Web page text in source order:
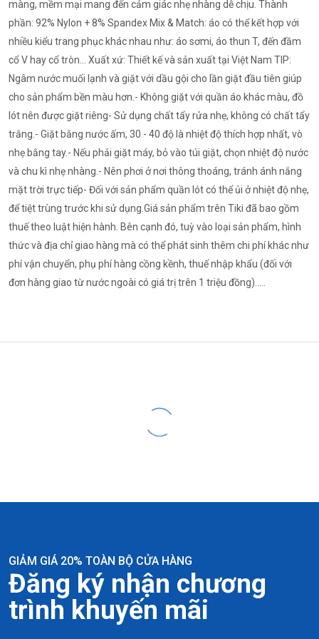
màng, mềm mại mang đến cảm giác nhẹ nhàng dễ chịu. Thành
phần: 92% Nylon + 8% Spandex Mix & Match: áo có thể kết hợp với
nhiều kiểu trang phục khác nhau như: áo sơmi, áo thun T, đến đầm
cổ V hay cổ tròn… Xuất xứ: Thiết kế và sản xuất tại Việt Nam TIP:
Ngâm nước muối lạnh và giặt với dầu gội cho lần giặt đầu tiên giúp
cho sản phẩm bền màu hơn.- Không giặt với quần áo khác màu, đồ
lót nên được giặt riêng- Sử dụng chất tẩy rửa nhẹ, không có chất tẩy
trắng.- Giặt bằng nước ấm, 30 - 40 độ là nhiệt độ thích hợp nhất, vò
nhẹ bằng tay.- Nếu phải giặt máy, bỏ vào túi giặt, chọn nhiệt độ nước
và chu kì nhẹ nhàng.- Nên phơi ở nơi thông thoáng, tránh ánh nắng
mặt trời trực tiếp- Đối với sản phẩm quần lót có thể ủi ở nhiệt độ nhẹ,
để tiệt trùng trước khi sử dụng.Giá sản phẩm trên Tiki đã bao gồm
thuế theo luật hiện hành. Bên cạnh đó, tuỳ vào loại sản phẩm, hình
thức và địa chỉ giao hàng mà có thể phát sinh thêm chi phí khác như
phí vận chuyển, phụ phí hàng cồng kềnh, thuế nhập khẩu (đối với
đơn hàng giao từ nước ngoài có giá trị trên 1 triệu đồng).....
GIẢM GIÁ 20% TOÀN BỘ CỬA HÀNG
Đăng ký nhận chương
trình khuyến mãi